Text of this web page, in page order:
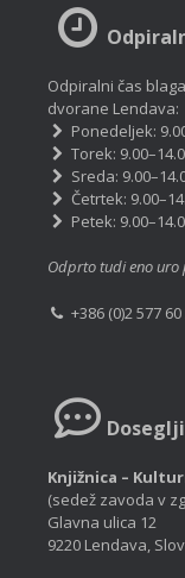
Odpiralni čas
dvorane Lendava:
Ponedeljek:
Torek:
Sreda:
Četrtek:
Petek:
Odprto tudi eno uro
+386 (0)2 577
Knjižnica –
(sedež zavoda v
Glavna ulica 12
9220 Lendava,